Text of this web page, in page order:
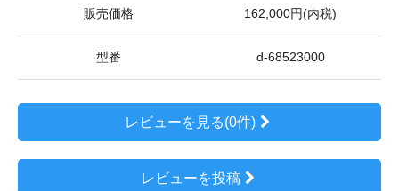
販売価格 162,000円(内税)
型番 d-68523000
レビューを見る(0件)
レビューを投稿